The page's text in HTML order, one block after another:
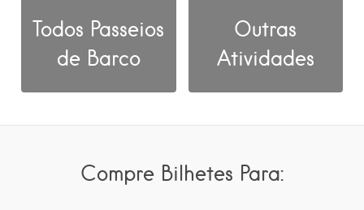
Todos Passeios
de Barco
Outras
Atividades
Compre Bilhetes Para: